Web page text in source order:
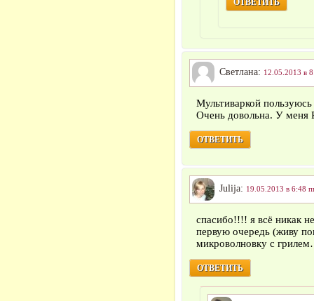
ОТВЕТИТЬ
Светлана: 12.05.2013 в
Мультиваркой
Очень довольна. У
ОТВЕТИТЬ
Julija: 19.05.2013 в 6:48
спасибо!!!! я всё никак
первую очередь (живу
микроволновку с
ОТВЕТИТЬ